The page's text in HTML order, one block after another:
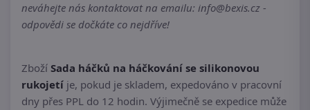
neváhejte nás kontaktovat na emailu: info@bexis.cz -
odpovědi se dočkáte co nejdříve!
Zboží Sada háčků na háčkování se silikonovou
rukojetí je, pokud je skladem, expedováno v pracovní
dny přes PPL do 12 hodin. Výjimečně se expedice může